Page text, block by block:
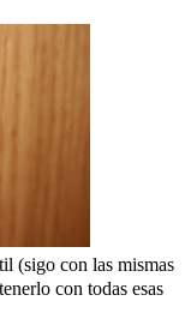
(sigo con las mismas
con todas esas